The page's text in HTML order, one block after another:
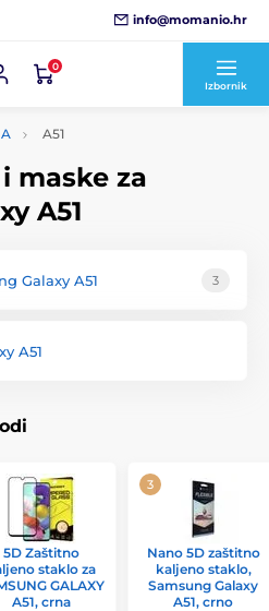
info@momanio.hr
0
Izbornik
A51
maske za
A51
Galaxy A51 3
A51
5D Zaštitno
staklo za
GALAXY
A51, crna
Nano 5D zaštitno
kaljeno staklo,
Samsung Galaxy
A51, crno